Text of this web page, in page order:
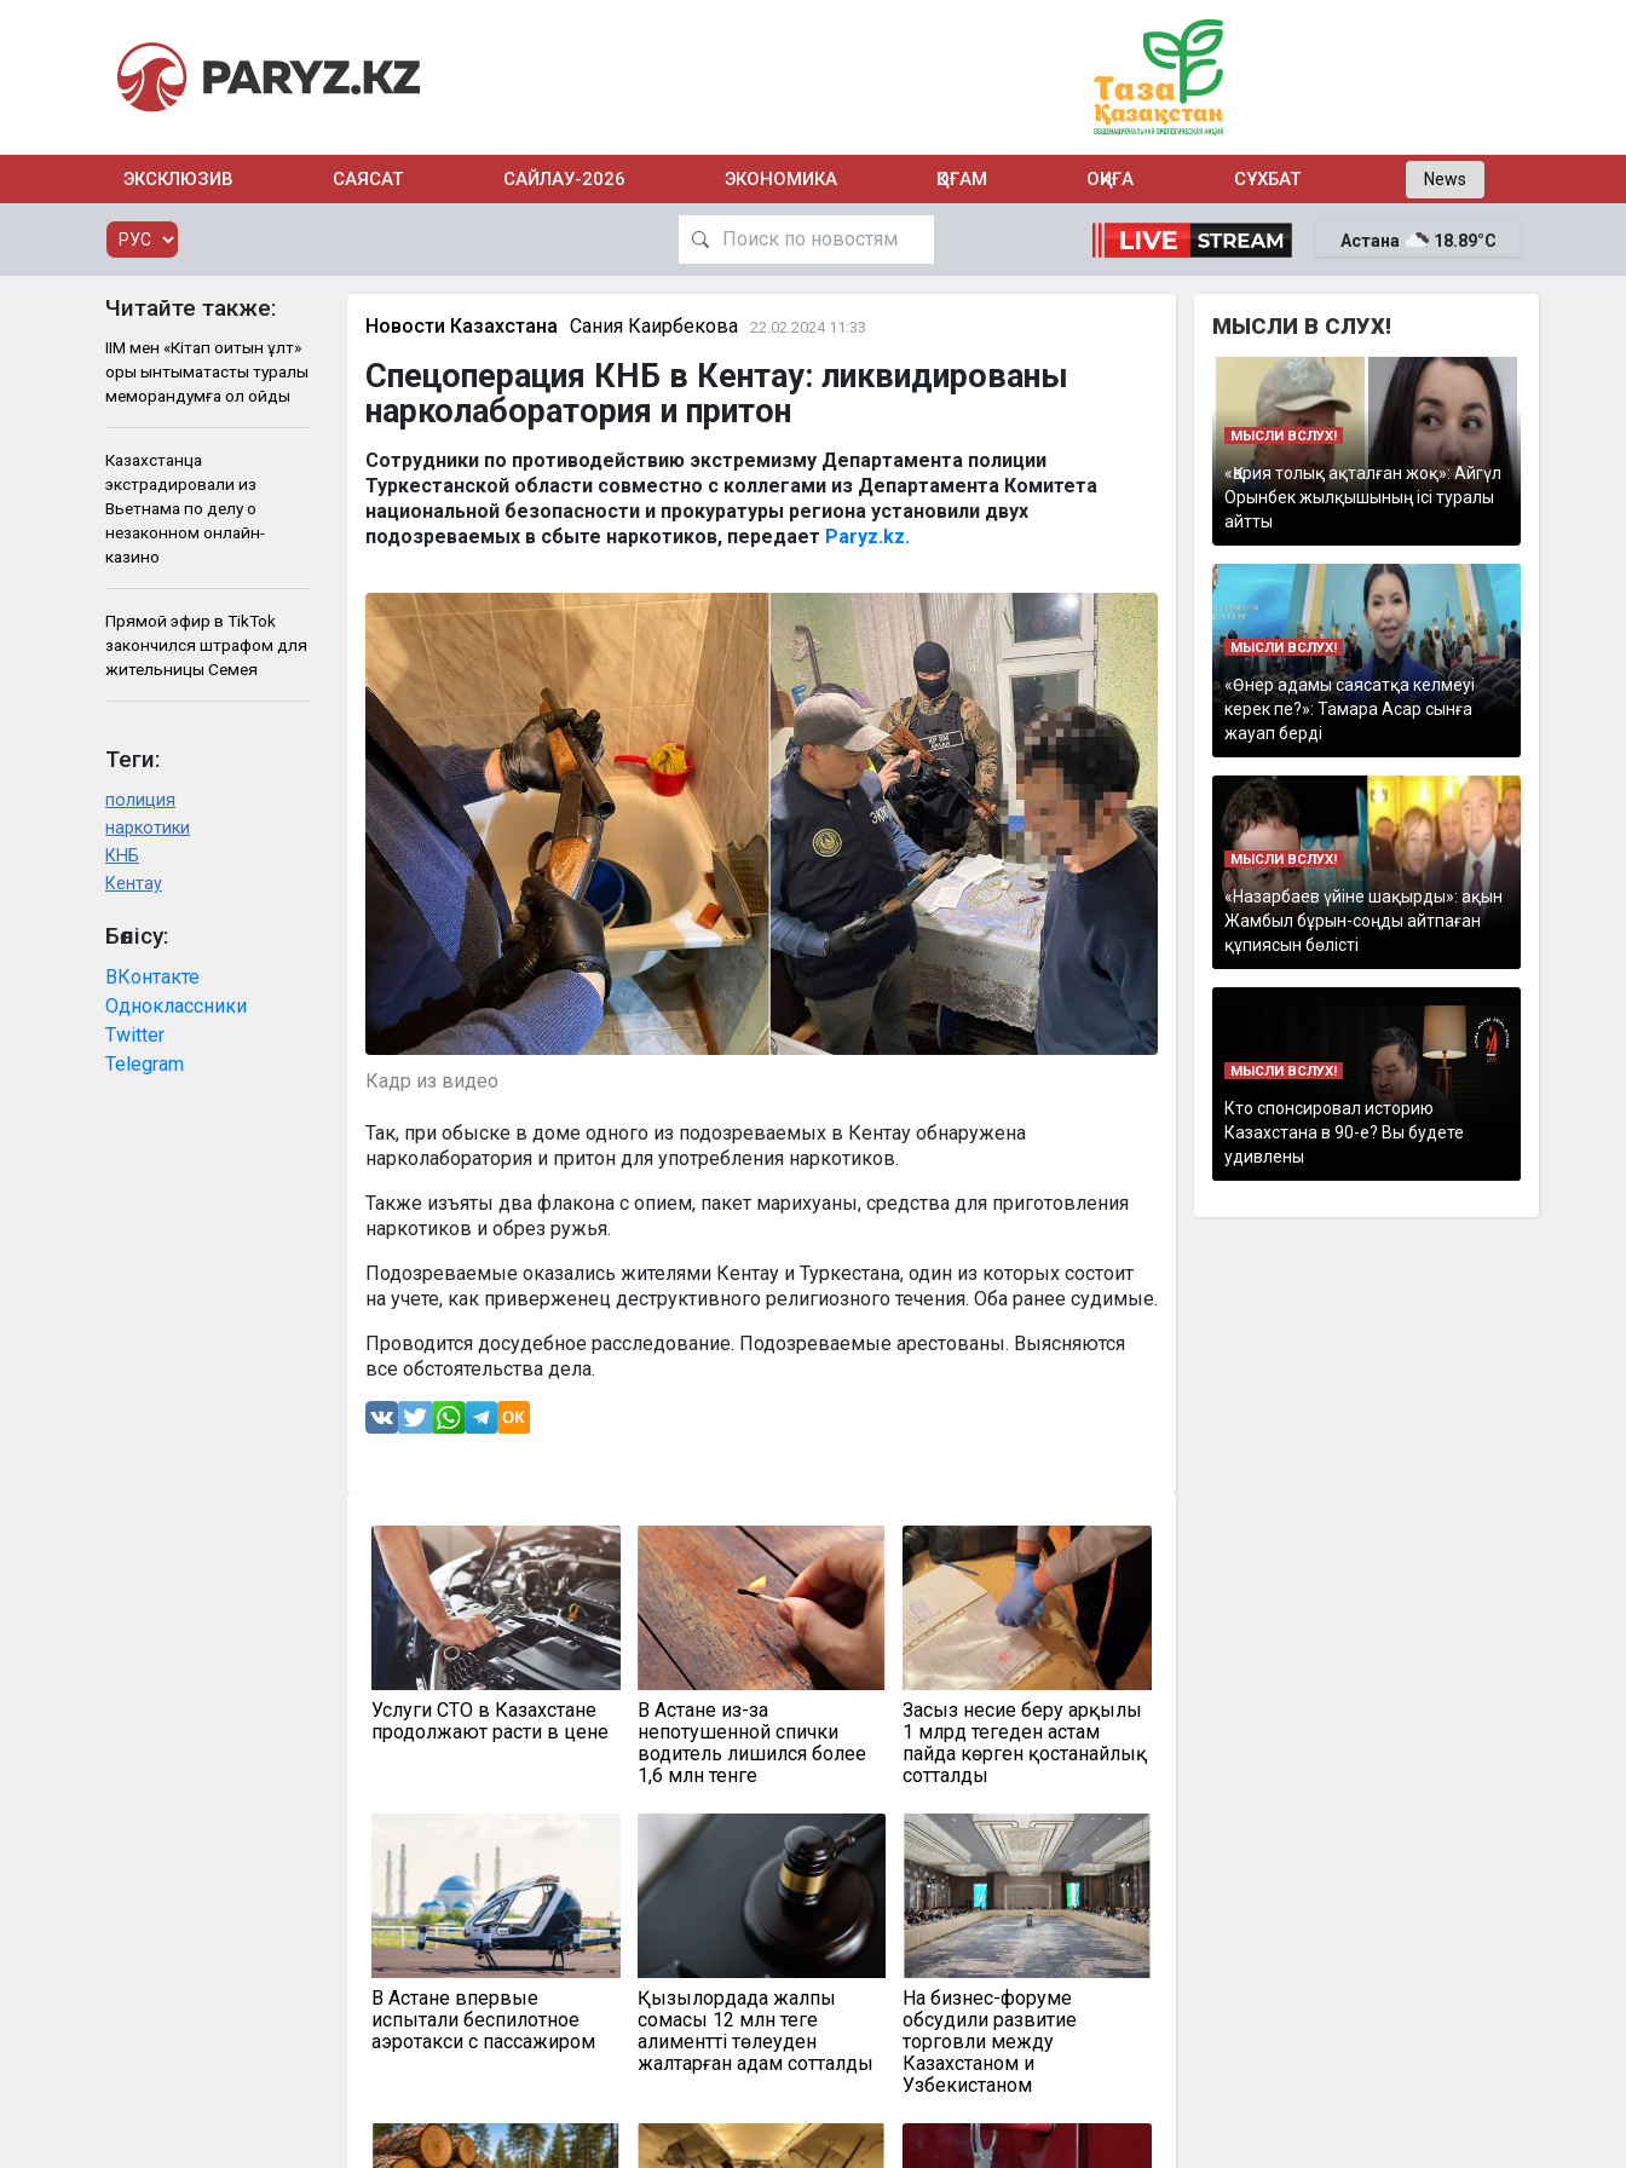
ЭКСКЛЮЗИВ САЯСАТ САЙЛАУ-2026 ЭКОНОМИКА ҚОҒАМ ОҚИҒА СҰХБАТ News
Астана 18.89°C
Читайте также:
ІІМ мен «Кітап оқитын ұлт»
қоры ынтымақтастық туралы
меморандумға қол қойды
Казахстанца
экстрадировали из
Вьетнама по делу о
незаконном онлайн-
казино
Прямой эфир в TikTok
закончился штрафом для
жительницы Семея
Теги:
полиция
наркотики
КНБ
Кентау
Бөлісу:
ВКонтакте
Одноклассники
Twitter
Telegram
Новости Казахстана Сания Каирбекова 22.02.2024 11:33
Спецоперация КНБ в Кентау: ликвидированы
нарколаборатория и притон
Сотрудники по противодействию экстремизму Департамента полиции
Туркестанской области совместно с коллегами из Департамента Комитета
национальной безопасности и прокуратуры региона установили двух
подозреваемых в сбыте наркотиков, передает Paryz.kz.
Кадр из видео
Так, при обыске в доме одного из подозреваемых в Кентау обнаружена
нарколаборатория и притон для употребления наркотиков.
Также изъяты два флакона с опием, пакет марихуаны, средства для приготовления
наркотиков и обрез ружья.
Подозреваемые оказались жителями Кентау и Туркестана, один из которых состоит
на учете, как приверженец деструктивного религиозного течения. Оба ранее судимые.
Проводится досудебное расследование. Подозреваемые арестованы. Выясняются
все обстоятельства дела.
Услуги СТО в Казахстане
продолжают расти в цене
В Астане из-за
непотушенной спички
водитель лишился более
1,6 млн тенге
Заңсыз несие беру арқылы
1 млрд теңгеден астам
пайда көрген қостанайлық
сотталды
В Астане впервые
испытали беспилотное
аэротакси с пассажиром
Қызылордада жалпы
сомасы 12 млн теңге
алиментті төлеуден
жалтарған адам сотталды
На бизнес-форуме
обсудили развитие
торговли между
Казахстаном и
Узбекистаном
МЫСЛИ В СЛУХ!
МЫСЛИ ВСЛУХ!
«Қария толық ақталған жоқ»: Айгүл
Орынбек жылқышының ісі туралы
айтты
МЫСЛИ ВСЛУХ!
«Өнер адамы саясатқа келмеуі
керек пе?»: Тамара Асар сынға
жауап берді
МЫСЛИ ВСЛУХ!
«Назарбаев үйіне шақырды»: ақын
Жамбыл бұрын-соңды айтпаған
құпиясын бөлісті
МЫСЛИ ВСЛУХ!
Кто спонсировал историю
Казахстана в 90-е? Вы будете
удивлены